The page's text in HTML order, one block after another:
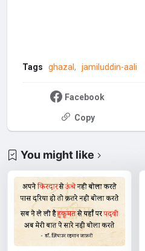
Tags ghazal jamiluddin-aali
Facebook
Copy
You might like